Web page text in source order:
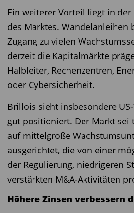
Auch Anhieb hat der
FondsNote 1 erhalten. Die
Stéphane Nières-Tavernier
Pouchoy managen damit den
Denn der bevostehende
DerEchiquier Spaceist der
gemanagte Themenfonds
ausschließlich der Raumfahrt
Space“-Sektor widmet. Die
Nières-Tavernier und Pouchoy
Weltraum aktiv sind – sei es
Diversifizierte Value-
Alternative
Für Kielkopf ergibt sich daraus
Schlussfolgerung. Wer vom
profitieren möchte, sollte nicht
günstig bewerteten
Globale Value-Strategien
Bewertungsfaktor zu nutzen,
übermäßig von politischen
Währungsschwankungen oder
Ein weiterer Vorteil liegt in
des Marktes. Wandelanleihen
Zugang zu vielen
derzeit die Kapitalmärkte
Halbleiter, Rechenzentren,
oder Cybersicherheit.
Brillois sieht insbesondere
gut positioniert. Der Markt sei
auf mittelgroße
ausgerichtet, die von einer
der Regulierung, niedrigeren
verstärkten M&A-Aktivitäten
Höhere Zinsen